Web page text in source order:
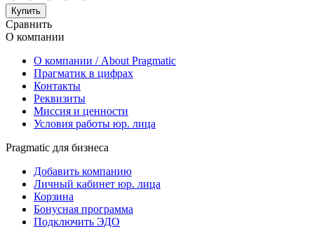
Купить
Сравнить
О компании
О компании / About Pragmatic
Прагматик в цифрах
Контакты
Реквизиты
Миссия и ценности
Условия работы юр. лица
Pragmatic для бизнеса
Добавить компанию
Личный кабинет юр. лица
Корзина
Бонусная программа
Подключить ЭДО